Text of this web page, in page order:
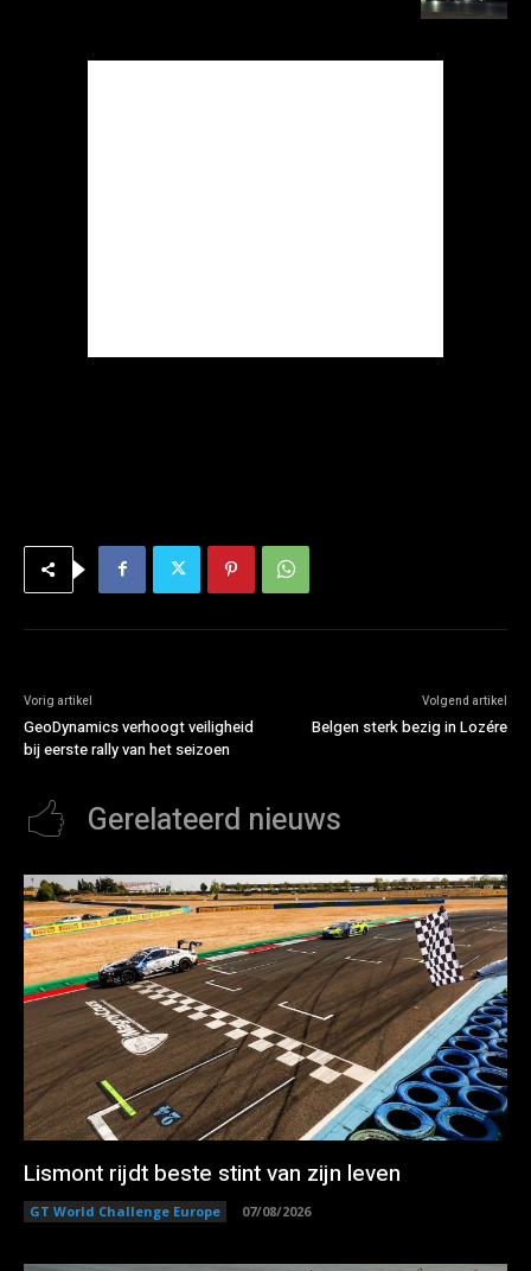
Vorig artikel
GeoDynamics verhoogt veiligheid
bij eerste rally van het seizoen
Volgend artikel
Belgen sterk bezig in Lozére
Gerelateerd nieuws
Lismont rijdt beste stint van zijn leven
GT World Challenge Europe 07/08/2026